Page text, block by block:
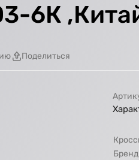
6К
Поделиться
Бренд